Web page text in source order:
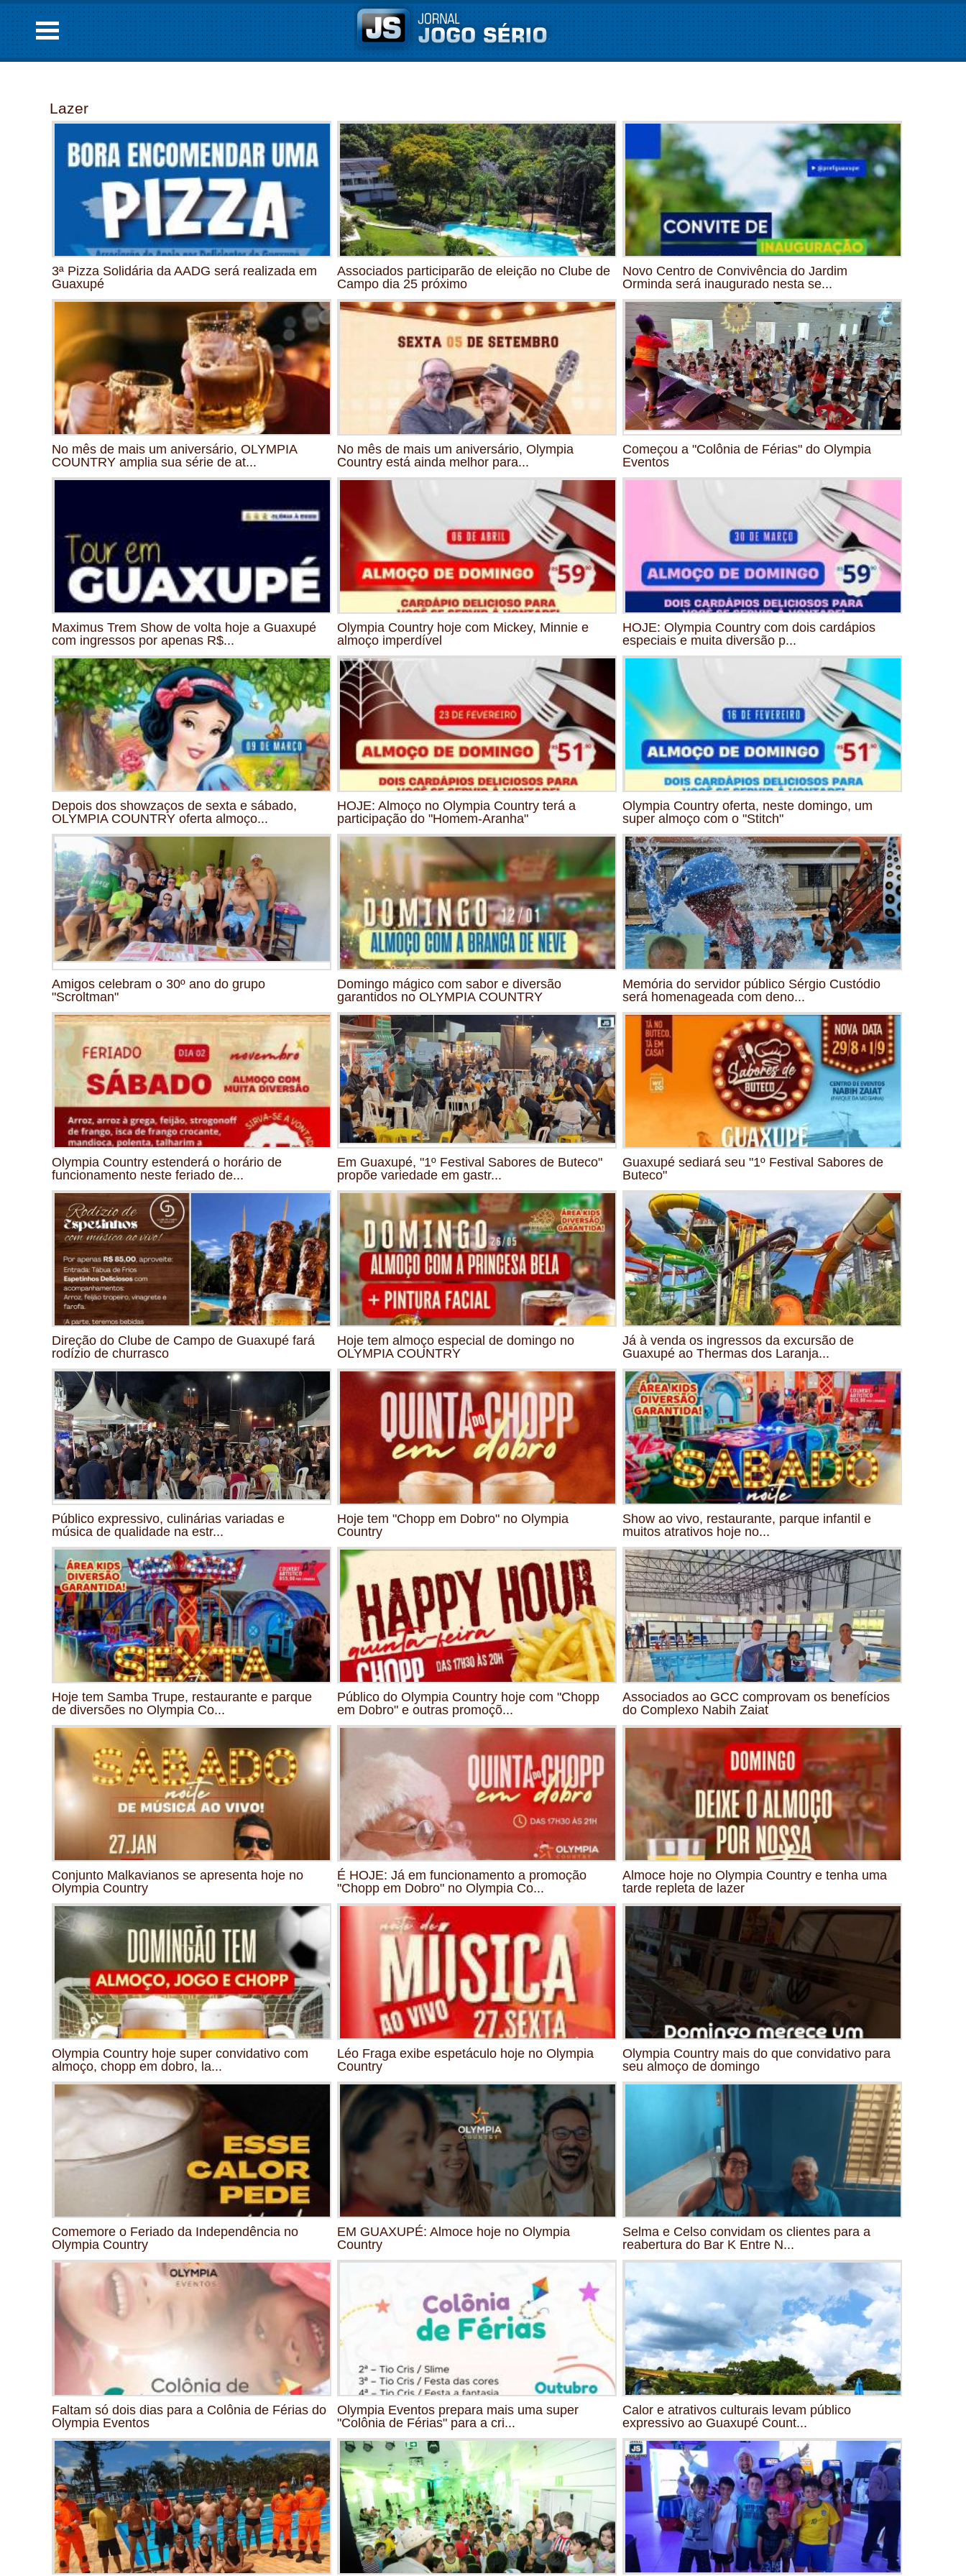
Lazer
3ª Pizza Solidária da AADG será realizada em
Guaxupé
Associados participarão de eleição no Clube de
Campo dia 25 próximo
Novo Centro de Convivência do Jardim
Orminda será inaugurado nesta se...
No mês de mais um aniversário, OLYMPIA
COUNTRY amplia sua série de at...
No mês de mais um aniversário, Olympia
Country está ainda melhor para...
Começou a "Colônia de Férias" do Olympia
Eventos
Maximus Trem Show de volta hoje a Guaxupé
com ingressos por apenas R$...
Olympia Country hoje com Mickey, Minnie e
almoço imperdível
HOJE: Olympia Country com dois cardápios
especiais e muita diversão p...
Depois dos showzaços de sexta e sábado,
OLYMPIA COUNTRY oferta almoço...
HOJE: Almoço no Olympia Country terá a
participação do "Homem-Aranha"
Olympia Country oferta, neste domingo, um
super almoço com o "Stitch"
Amigos celebram o 30º ano do grupo
"Scroltman"
Domingo mágico com sabor e diversão
garantidos no OLYMPIA COUNTRY
Memória do servidor público Sérgio Custódio
será homenageada com deno...
Olympia Country estenderá o horário de
funcionamento neste feriado de...
Em Guaxupé, "1º Festival Sabores de Buteco"
propõe variedade em gastr...
Guaxupé sediará seu "1º Festival Sabores de
Buteco"
Direção do Clube de Campo de Guaxupé fará
rodízio de churrasco
Hoje tem almoço especial de domingo no
OLYMPIA COUNTRY
Já à venda os ingressos da excursão de
Guaxupé ao Thermas dos Laranja...
Público expressivo, culinárias variadas e
música de qualidade na estr...
Hoje tem "Chopp em Dobro" no Olympia
Country
Show ao vivo, restaurante, parque infantil e
muitos atrativos hoje no...
Hoje tem Samba Trupe, restaurante e parque
de diversões no Olympia Co...
Público do Olympia Country hoje com "Chopp
em Dobro" e outras promoçõ...
Associados ao GCC comprovam os benefícios
do Complexo Nabih Zaiat
Conjunto Malkavianos se apresenta hoje no
Olympia Country
É HOJE: Já em funcionamento a promoção
"Chopp em Dobro" no Olympia Co...
Almoce hoje no Olympia Country e tenha uma
tarde repleta de lazer
Olympia Country hoje super convidativo com
almoço, chopp em dobro, la...
Léo Fraga exibe espetáculo hoje no Olympia
Country
Olympia Country mais do que convidativo para
seu almoço de domingo
Comemore o Feriado da Independência no
Olympia Country
EM GUAXUPÉ: Almoce hoje no Olympia
Country
Selma e Celso convidam os clientes para a
reabertura do Bar K Entre N...
Faltam só dois dias para a Colônia de Férias do
Olympia Eventos
Olympia Eventos prepara mais uma super
"Colônia de Férias" para a cri...
Calor e atrativos culturais levam público
expressivo ao Guaxupé Count...